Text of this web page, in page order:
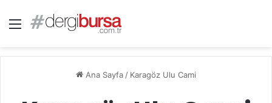
Menü
Ana Sayfa / Karagöz Ulu Cami